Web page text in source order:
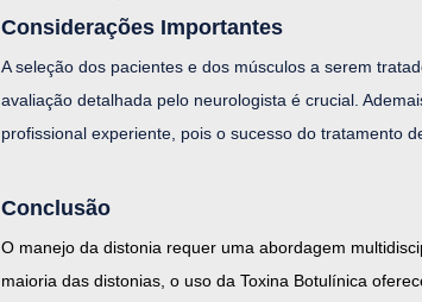
Considerações Importantes
A seleção dos pacientes e dos músculos a serem
avaliação detalhada pelo neurologista é crucial.
profissional experiente, pois o sucesso do tratamento
Conclusão
O manejo da distonia requer uma abordagem
maioria das distonias, o uso da Toxina Botulínica